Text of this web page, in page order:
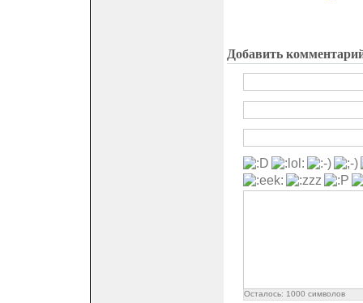
Добавить
Осталось: 1000 символов